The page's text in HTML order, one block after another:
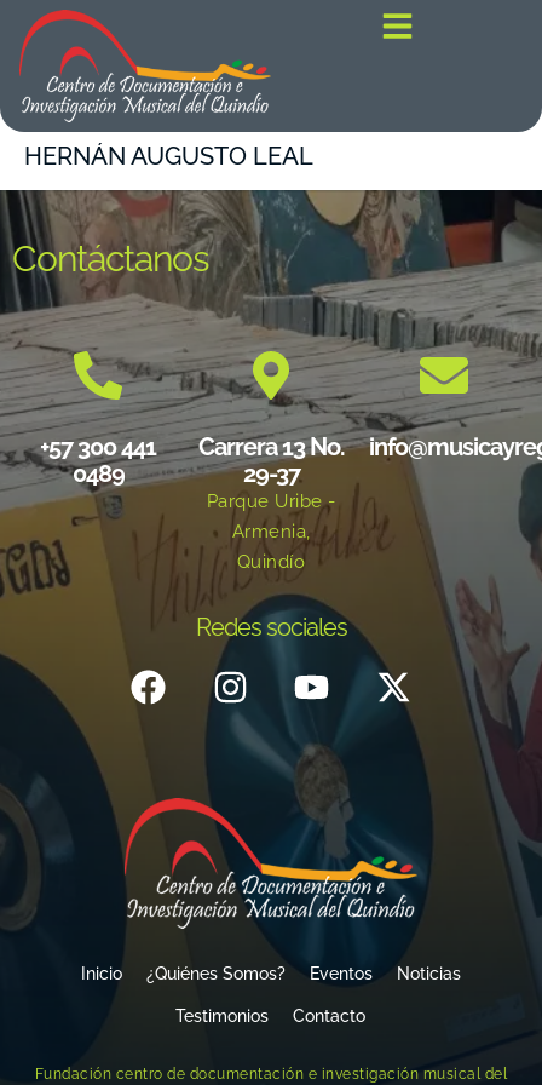
contenido
HERNÁN AUGUSTO LEAL
Contáctanos
+57 300 441
0489
Carrera 13 No.
29-37
Parque Uribe -
Armenia,
Quindío
Redes sociales
Inicio ¿Quiénes Somos? Eventos Noticias
Testimonios Contacto
Fundación centro de documentación e investigación musical del